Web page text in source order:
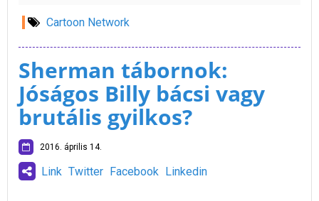
Cartoon Network
Sherman tábornok:
Jóságos Billy bácsi vagy
brutális gyilkos?
2016. április 14.
Link Twitter Facebook Linkedin